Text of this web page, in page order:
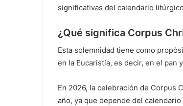
significativas del calendario
¿Qué significa Corpus
Esta solemnidad tiene como
en la Eucaristía, es decir, en el pan
En 2026, la celebración de Corpus
año, ya que depende del